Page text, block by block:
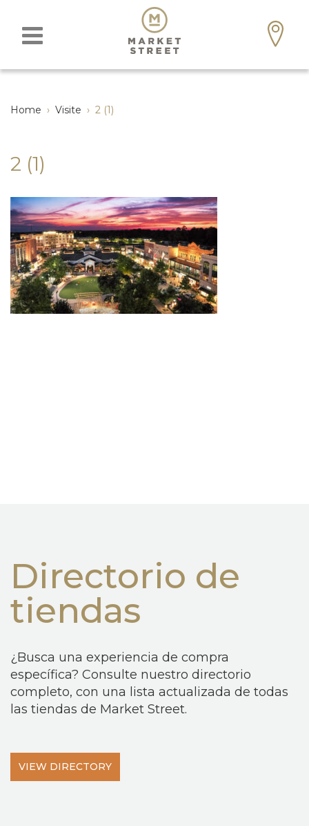
Home › Visite › 2 (1)
2 (1)
Directorio de
tiendas
¿Busca una experiencia de compra
específica? Consulte nuestro directorio
completo, con una lista actualizada de todas
las tiendas de Market Street.
VIEW DIRECTORY